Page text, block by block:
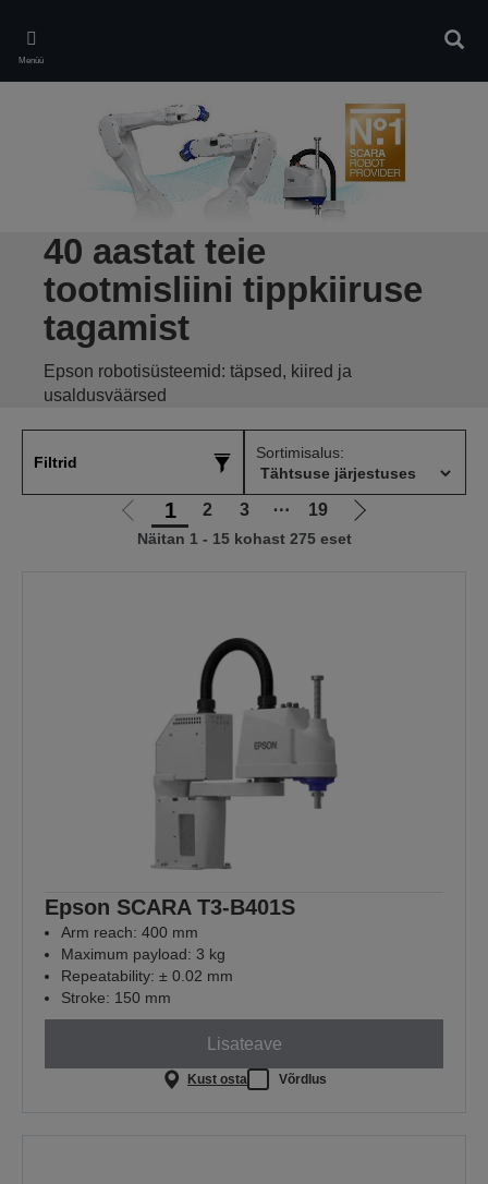
main
content
Menüü
40 aastat teie
tootmisliini tippkiiruse
tagamist
Epson robotisüsteemid: täpsed, kiired ja
usaldusväärsed
Filtrid
Sortimisalus:
Liigu
eelmisele
1 2 3 ⋯ 19
Liigu
Näitan 1 - 15 kohast 275 eset
Epson SCARA T3-B401S
Arm reach: 400 mm
Maximum payload: 3 kg
Repeatability: ± 0.02 mm
Stroke: 150 mm
Lisateave
Kust osta Võrdlus